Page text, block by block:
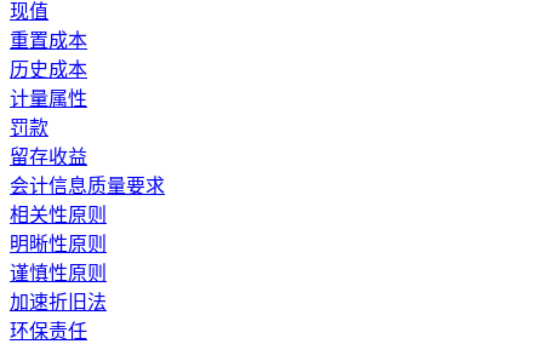
现值
重置成本
历史成本
计量属性
罚款
留存收益
会计信息质量要求
相关性原则
明晰性原则
谨慎性原则
加速折旧法
环保责任